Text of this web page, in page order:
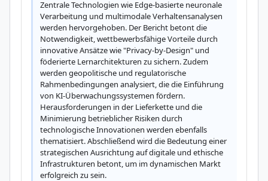
Zentrale Technologien wie Edge-basierte neuronale
Verarbeitung und multimodale Verhaltensanalysen
werden hervorgehoben. Der Bericht betont die
Notwendigkeit, wettbewerbsfähige Vorteile durch
innovative Ansätze wie "Privacy-by-Design" und
föderierte Lernarchitekturen zu sichern. Zudem
werden geopolitische und regulatorische
Rahmenbedingungen analysiert, die die Einführung
von KI-Überwachungssystemen fördern.
Herausforderungen in der Lieferkette und die
Minimierung betrieblicher Risiken durch
technologische Innovationen werden ebenfalls
thematisiert. Abschließend wird die Bedeutung einer
strategischen Ausrichtung auf digitale und ethische
Infrastrukturen betont, um im dynamischen Markt
erfolgreich zu sein.